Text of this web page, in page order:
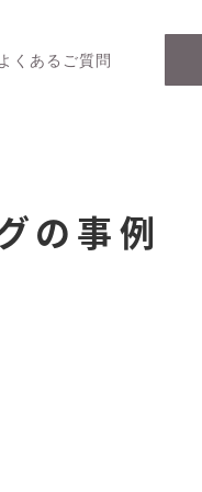
よくあるご質問
の事例